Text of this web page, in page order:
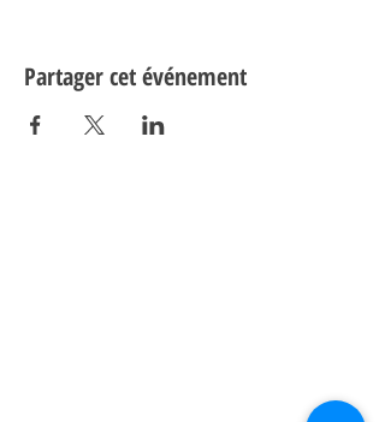
Partager cet événement